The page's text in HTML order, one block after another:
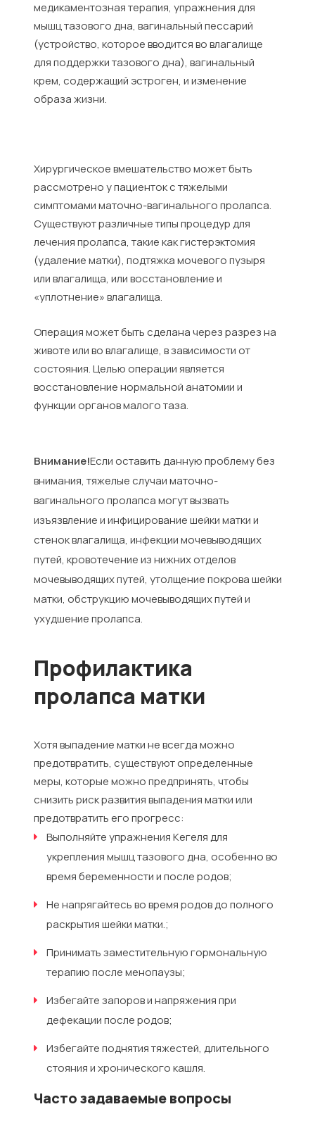
медикаментозная терапия, упражнения для
мышц тазового дна, вагинальный пессарий
(устройство, которое вводится во влагалище
для поддержки тазового дна), вагинальный
крем, содержащий эстроген, и изменение
образа жизни.
Хирургическое вмешательство может быть
рассмотрено у пациенток с тяжелыми
симптомами маточно-вагинального пролапса.
Существуют различные типы процедур для
лечения пролапса, такие как гистерэктомия
(удаление матки), подтяжка мочевого пузыря
или влагалища, или восстановление и
«уплотнение» влагалища.
Операция может быть сделана через разрез на
животе или во влагалище, в зависимости от
состояния. Целью операции является
восстановление нормальной анатомии и
функции органов малого таза.
Внимание!Если оставить данную проблему без
внимания, тяжелые случаи маточно-
вагинального пролапса могут вызвать
изъязвление и инфицирование шейки матки и
стенок влагалища, инфекции мочевыводящих
путей, кровотечение из нижних отделов
мочевыводящих путей, утолщение покрова шейки
матки, обструкцию мочевыводящих путей и
ухудшение пролапса.
Профилактика
пролапса матки
Хотя выпадение матки не всегда можно
предотвратить, существуют определенные
меры, которые можно предпринять, чтобы
снизить риск развития выпадения матки или
предотвратить его прогресс:
Выполняйте упражнения Кегеля для
укрепления мышц тазового дна, особенно во
время беременности и после родов;
Не напрягайтесь во время родов до полного
раскрытия шейки матки.;
Принимать заместительную гормональную
терапию после менопаузы;
Избегайте запоров и напряжения при
дефекации после родов;
Избегайте поднятия тяжестей, длительного
стояния и хронического кашля.
Часто задаваемые вопросы